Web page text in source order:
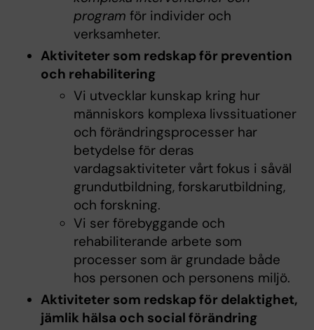
program för individer och
verksamheter.
Aktiviteter som redskap för prevention
och rehabilitering
Vi utvecklar kunskap kring hur
människors komplexa livssituationer
och förändringsprocesser har
betydelse för deras
vardagsaktiviteter vårt fokus i såväl
grundutbildning, forskarutbildning,
och forskning.
Vi ser förebyggande och
rehabiliterande arbete som
processer som är grundade både
hos personen och personens miljö.
Aktiviteter som redskap för delaktighet,
jämlik hälsa och social förändring